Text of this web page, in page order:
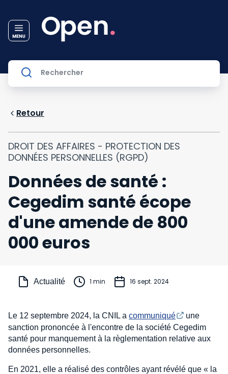
Retour
DROIT DES AFFAIRES - PROTECTION DES
DONNÉES PERSONNELLES (RGPD)
Données de santé :
Cegedim santé écope
d'une amende de 800
000 euros
Actualité 1 min 16 sept. 2024
Le 12 septembre 2024, la CNIL a communiqué
une
sanction prononcée à l'encontre de la société Cegedim
santé pour manquement à la règlementation relative aux
données personnelles.
En 2021, elle a réalisé des contrôles ayant révélé que « la